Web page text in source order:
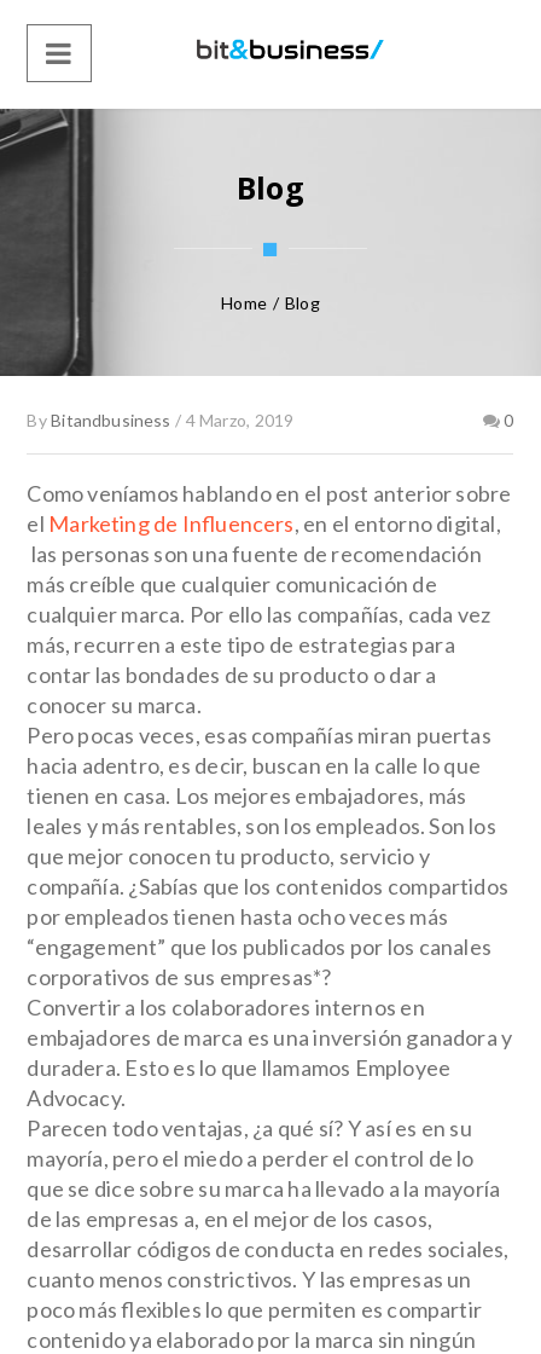
Blog
Home / Blog
ByBitandbusiness / 4 Marzo, 2019 0
Como veníamos hablando en el post anterior sobre
el Marketing de Influencers, en el entorno digital,
las personas son una fuente de recomendación
más creíble que cualquier comunicación de
cualquier marca. Por ello las compañías, cada vez
más, recurren a este tipo de estrategias para
contar las bondades de su producto o dar a
conocer su marca.
Pero pocas veces, esas compañías miran puertas
hacia adentro, es decir, buscan en la calle lo que
tienen en casa. Los mejores embajadores, más
leales y más rentables, son los empleados. Son los
que mejor conocen tu producto, servicio y
compañía. ¿Sabías que los contenidos compartidos
por empleados tienen hasta ocho veces más
“engagement” que los publicados por los canales
corporativos de sus empresas*?
Convertir a los colaboradores internos en
embajadores de marca es una inversión ganadora y
duradera. Esto es lo que llamamos Employee
Advocacy.
Parecen todo ventajas, ¿a qué sí? Y así es en su
mayoría, pero el miedo a perder el control de lo
que se dice sobre su marca ha llevado a la mayoría
de las empresas a, en el mejor de los casos,
desarrollar códigos de conducta en redes sociales,
cuanto menos constrictivos. Y las empresas un
poco más flexibles lo que permiten es compartir
contenido ya elaborado por la marca sin ningún